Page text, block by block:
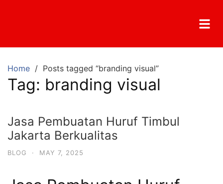
Home Posts tagged “branding visual”
Tag: branding visual
Jasa Pembuatan Huruf Timbul
Jakarta Berkualitas
BLOG · MAY 7, 2025